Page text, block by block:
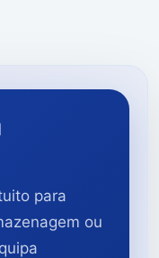
para
ou